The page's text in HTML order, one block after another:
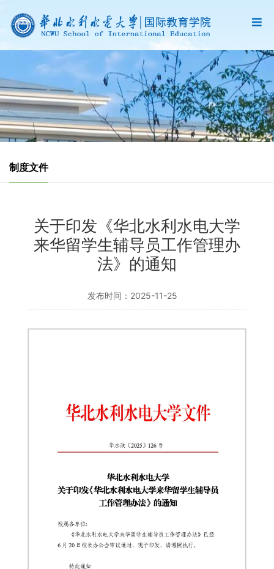
制度文件
关于印发《华北水利水电大学
来华留学生辅导员工作管理办
法》的通知
发布时间：2025-11-25